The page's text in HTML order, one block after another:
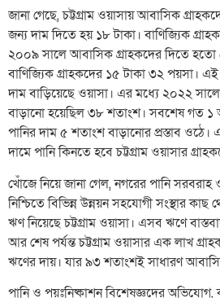
জানা গেছে, চট্টগ্রাম ওয়াসায় আবাসিক
জন্য দাম দিতে হয় ১৮ টাকা। বাণিজ্যিক
২০০৯ সালে আবাসিক গ্রাহকদের দিতে
বাণিজ্যিক গ্রাহকদের ১৫ টাকা ৩২ পয়সা।
দাম বাড়িয়েছে ওয়াসা। এর মধ্যে ২০২২
বাড়ানো হয়েছিল ৩৮ শতাংশ। সবশেষ গত ১
পানির দাম ৫ শতাংশ বাড়ানোর প্রস্তাব
দামে পানি কিনতে হবে চট্টগ্রাম ওয়াসার
খোঁজে নিয়ে জানা গেল, নগরের পানি সরবরাহ
নিশ্চিতে বিভিন্ন উন্নয়ন সহযোগী সংস্থার
ঋণ নিয়েছে চট্টগ্রাম ওয়াসা। এসব ঋণে
আর শেষ পর্যন্ত চট্টগ্রাম ওয়াসার এক লাখ
ঋণের দায়। যার ৯৩ শতাংশই সাধারণ
পানি ও পয়ঃনিষ্কাশন বিশেষজ্ঞদের